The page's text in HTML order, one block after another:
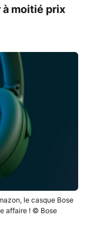
à moitié prix
le casque Bose
affaire ! © Bose